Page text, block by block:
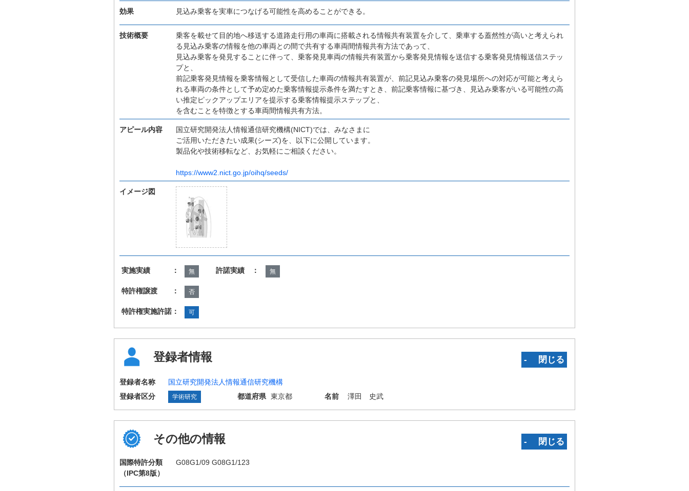
効果 見込み乗客を実車につなげる可能性を高めることができる。
技術概要
乗客を載せて目的地へ移送する道路走行用の車両に搭載される情報共有装置を介して、乗車する蓋然性が高いと考えられ
る見込み乗客の情報を他の車両との間で共有する車両間情報共有方法であって、
見込み乗客を発見することに伴って、乗客発見車両の情報共有装置から乗客発見情報を送信する乗客発見情報送信ステッ
プと、
前記乗客発見情報を乗客情報として受信した車両の情報共有装置が、前記見込み乗客の発見場所への対応が可能と考えら
れる車両の条件として予め定めた乗客情報提示条件を満たすとき、前記乗客情報に基づき、見込み乗客がいる可能性の高
い推定ピックアップエリアを提示する乗客情報提示ステップと、
を含むことを特徴とする車両間情報共有方法。
アピール内容
国立研究開発法人情報通信研究機構(NICT)では、みなさまに
ご活用いただきたい成果(シーズ)を、以下に公開しています。
製品化や技術移転など、お気軽にご相談ください。
https://www2.nict.go.jp/oihq/seeds/
イメージ図
実施実績 ： 無 許諾実績 ： 無
特許権譲渡 ： 否
特許権実施許諾： 可
登録者情報 ‐ 閉じる
登録者名称
国立研究開発法人情報通信研究機構
登録者区分
学術研究 都道府県 東京都 名前 澤田 史武
その他の情報 ‐ 閉じる
国際特許分類
（IPC第8版）
G08G1/09 G08G1/123